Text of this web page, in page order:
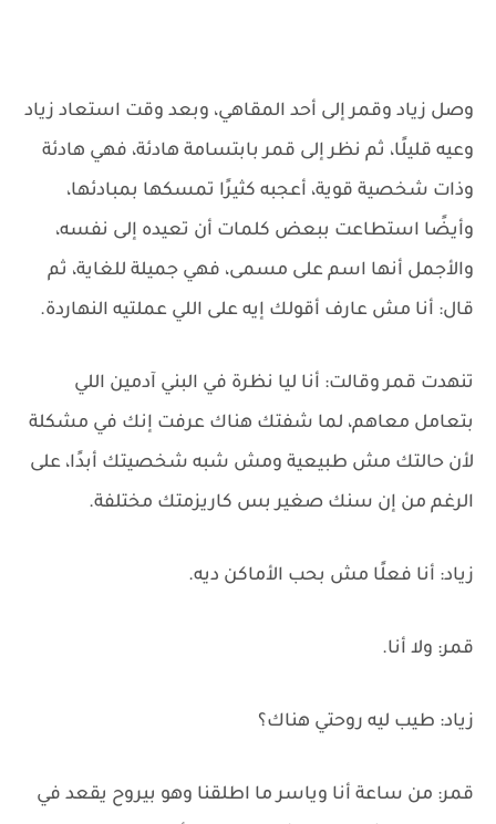
وصل زياد وقمر إلى أحد المقاهي، وبعد وقت استعاد زياد
وعيه قليلًا، ثم نظر إلى قمر بابتسامة هادئة، فهي هادئة
وذات شخصية قوية، أعجبه كثيرًا تمسكها بمبادئها،
وأيضًا استطاعت ببعض كلمات أن تعيده إلى نفسه،
والأجمل أنها اسم على مسمى، فهي جميلة للغاية، ثم
قال: أنا مش عارف أقولك إيه على اللي عملتيه النهاردة.
تنهدت قمر وقالت: أنا ليا نظرة في البني آدمين اللي
بتعامل معاهم، لما شفتك هناك عرفت إنك في مشكلة
لأن حالتك مش طبيعية ومش شبه شخصيتك أبدًا، على
الرغم من إن سنك صغير بس كاريزمتك مختلفة.
زياد: أنا فعلًا مش بحب الأماكن ديه.
قمر: ولا أنا.
زياد: طيب ليه روحتي هناك؟
قمر: من ساعة أنا وياسر ما اطلقنا وهو بيروح يقعد في